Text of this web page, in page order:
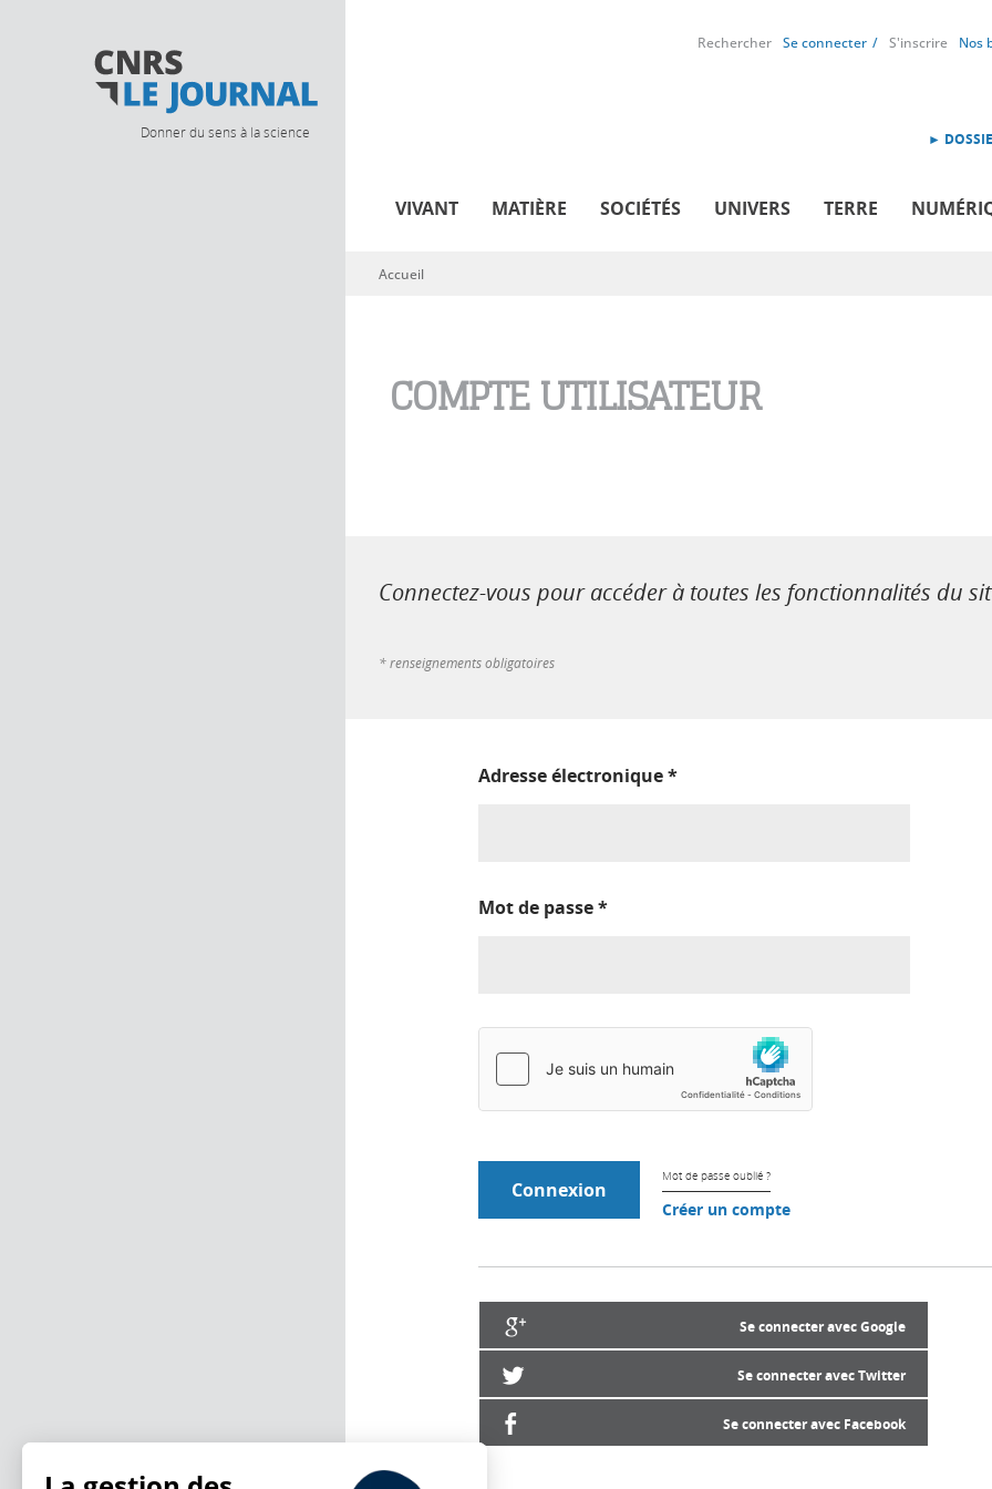
Donner du sens à la science
Rechercher Se connecter S'inscrire Nos
►
VIVANT MATIÈRE SOCIÉTÉS UNIVERS TERRE
Vous êtes ici
Accueil
COMPTE UTILISATEUR
Connectez-vous pour accéder à toutes les fonctionnalités du
* renseignements obligatoires
Adresse électronique*
Mot de passe*
Mot de passe oublié ?
Créer un compte
Se connecter avec Google
Se connecter avec Twitter
Se connecter avec Facebook